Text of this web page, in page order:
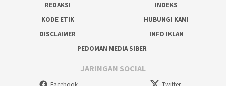
REDAKSI
INDEKS
KODE ETIK
HUBUNGI KAMI
DISCLAIMER
INFO IKLAN
PEDOMAN MEDIA SIBER
JARINGAN SOCIAL